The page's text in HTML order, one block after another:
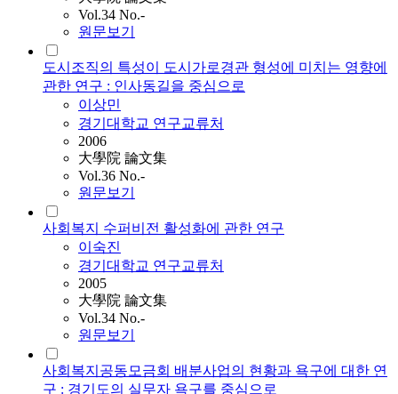
Vol.34 No.-
원문보기
도시조직의 특성이 도시가로경관 형성에 미치는 영향에
관한 연구 : 인사동길을 중심으로
이상민
경기대학교 연구교류처
2006
大學院 論文集
Vol.36 No.-
원문보기
사회복지 수퍼비전 활성화에 관한 연구
이숙진
경기대학교 연구교류처
2005
大學院 論文集
Vol.34 No.-
원문보기
사회복지공동모금회 배분사업의 현황과 욕구에 대한 연
구 : 경기도의 실무자 욕구를 중심으로